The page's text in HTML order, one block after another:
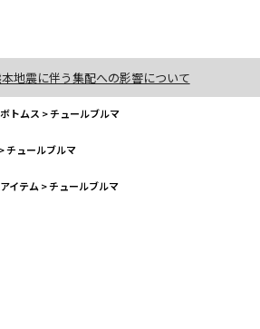
地震に伴う集配への影響について
トムス >チュールブルマ
>チュールブルマ
イテム >チュールブルマ